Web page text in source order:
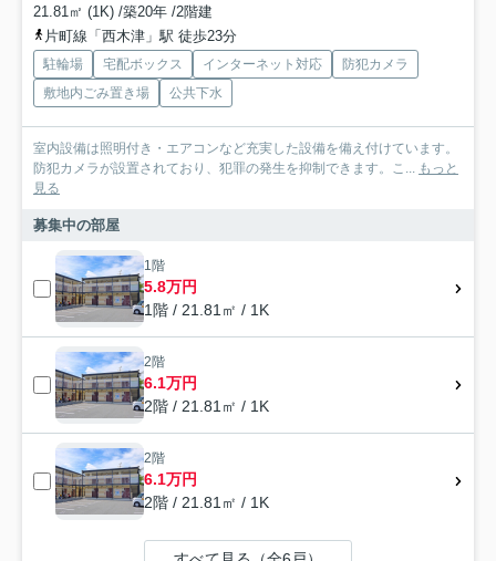
21.81㎡ (1K) /築20年 /2階建
片町線「西木津」駅 徒歩23分
駐輪場 宅配ボックス インターネット対応
防犯カメラ
敷地内ごみ置き場
公共下水
室内設備は照明付き・エアコンなど充実した設備を備え付けています。
防犯カメラが設置されており、犯罪の発生を抑制できます。こ... もっと
見る
募集中の部屋
1階
5.8万円
1階 / 21.81㎡ / 1K
2階
6.1万円
2階 / 21.81㎡ / 1K
2階
6.1万円
2階 / 21.81㎡ / 1K